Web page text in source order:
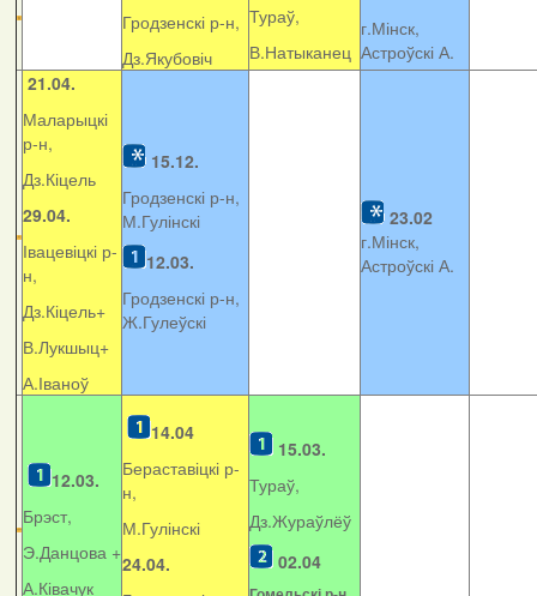
Гродзенскі р-н,
Дз.Якубовіч
Тураў,
В.Натыканец
г.Мінск,
Астроўскі А.
21.04.
Маларыцкі
р-н,
Дз.Кіцель
29.04.
Івацевіцкі р-
н,
Дз.Кіцель+
В.Лукшыц+
А.Іваноў
15.12.
Гродзенскі р-н,
М.Гулінскі
12.03.
Гродзенскі р-н,
Ж.Гулеўскі
23.02
г.Мінск,
Астроўскі А.
12.03.
Брэст,
Э.Данцова +
А.Ківачук
14.04
Бераставіцкі р-
н,
М.Гулінскі
24.04.
15.03.
Тураў,
Дз.Жураўлёў
02.04